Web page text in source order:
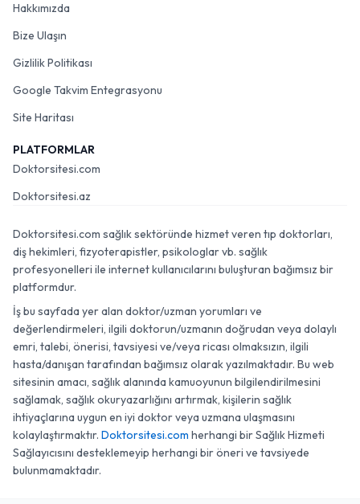
Hakkımızda
Bize Ulaşın
Gizlilik Politikası
Google Takvim Entegrasyonu
Site Haritası
PLATFORMLAR
Doktorsitesi.com
Doktorsitesi.az
Doktorsitesi.com sağlık sektöründe hizmet veren tıp doktorları,
diş hekimleri, fizyoterapistler, psikologlar vb. sağlık
profesyonelleri ile internet kullanıcılarını buluşturan bağımsız bir
platformdur.
İş bu sayfada yer alan doktor/uzman yorumları ve
değerlendirmeleri, ilgili doktorun/uzmanın doğrudan veya dolaylı
emri, talebi, önerisi, tavsiyesi ve/veya ricası olmaksızın, ilgili
hasta/danışan tarafından bağımsız olarak yazılmaktadır. Bu web
sitesinin amacı, sağlık alanında kamuoyunun bilgilendirilmesini
sağlamak, sağlık okuryazarlığını artırmak, kişilerin sağlık
ihtiyaçlarına uygun en iyi doktor veya uzmana ulaşmasını
kolaylaştırmaktır. Doktorsitesi.com herhangi bir Sağlık Hizmeti
Sağlayıcısını desteklemeyip herhangi bir öneri ve tavsiyede
bulunmamaktadır.